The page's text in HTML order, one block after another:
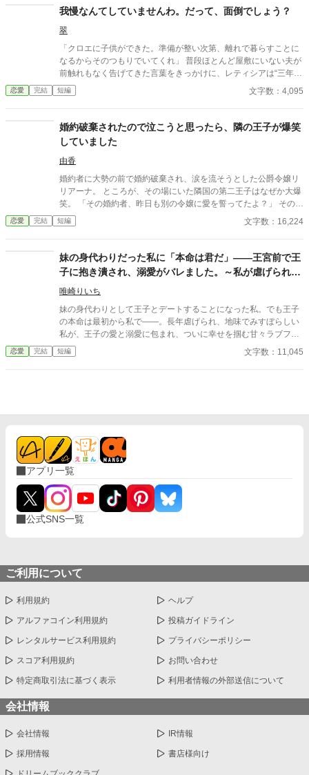
話し合って所属することになったものの、存在を秘する為に扱い
は『飯炊き女』である。 働くのは苦では無いし、顔を隠すための
不細工な丸眼鏡にソバカスと眉を太くする化粧、粗末な服。これ
を襲いに来るような輩は男所帯の騎士団にも居ないし、聖女の力
で存在感を常に薄めるようにしている。 何故このような擬態をし
ているかというと、隣国から聖女を狙って何者かが間者として侵
が多くなり、作物もまともに育たないと聞いて、ルーシーはしば
たちをルーシーは説得する教養もなく……。 そんな折、ある日の
月夜に、明日の雨を予見して変装をせずに水汲みをしている時に
「見つけた」と言われて振り向いたそこにいたのは、騎士団の中
でもルーシーに優しい一人の騎士だった。 ※感想の取り扱いは近
況ボードを参照してください。 ※小説家になろう様でも掲載予定
です。
我慢なんてしていませんわ。だって、面倒でしょう？
翠
「クロエに子供ができた。準備が整い次第、離れで暮らすことに
なるからそのつもりでいてくれ」 普段ほとんど屋敷にいない夫が
前触れもなく告げてきた言葉をきっかけに、レティシアは“三年
間”の契約を終わらせることにした。 赤の他人を屋敷に迎えるこ
とはしない。 不要なものに感情を砕く理由などない。 「だって、
切り捨ててしまいましょう。
恋愛 完結 短編 文字数：4,095
婚約破棄されたので泣こうと思ったら、隣の王子が爆笑
していました
由香
婚約者に大勢の前で婚約破棄され、涙を流そうとした公爵令嬢リ
リアーナ。 ところが、その場にいた隣国の第二王子はなぜか大爆
笑。 「その婚約者、昨日も別の令嬢に愛を誓ってたよ？」 その一
言から、元婚約者の嘘は次々と暴かれ、自滅の連続！ 泣くはずだ
った婚約破棄は、笑いと溺愛にあふれた人生逆転劇の幕開けだっ
恋愛 完結 短編 文字数：16,224
妹の身代わりだった私に「本命は君だ」――王宮前で王
子に抱き潰され、溺愛がバレました。～私が虐げられる
きっかけになった少年が、私と王子を結び付
唯崎りいち
妹の身代わりとして王子とデートすることになった私。でも王子
の本命は最初から私で――。長年虐げられ、地味でみすぼらしい
私が、王子の愛と溺愛に包まれ、ついに幸せを掴む甘々ラブファ
ンタジー。妹や家族との誤解、影武者の存在も絡み、ハラハラと
胸キュンが止まらない物語。
恋愛 完結 短編 文字数：11,045
アプリ一覧
公式SNS一覧
ご利用について
利用規約 ヘルプ
アルファコイン利用規約 投稿ガイドライン
レンタルサービス利用規約 プライバシーポリシー
スコア利用規約 お問い合わせ
特定商取引法に基づく表示 利用者情報の外部送信について
会社情報
会社情報 IR情報
採用情報 書店様向け